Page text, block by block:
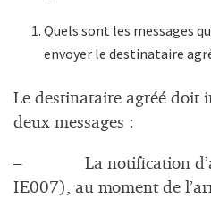
Quels sont les messages
envoyer le destinataire
Le destinataire agréé doit
deux messages :
– La notification
IE007), au moment de